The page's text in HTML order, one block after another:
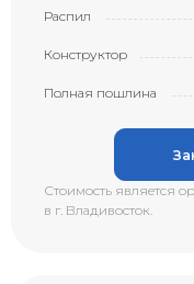
Распил
Конструктор
Полная пошлина
Стоимость является
в г. Владивосток.